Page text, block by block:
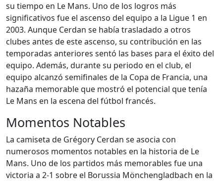
su tiempo en Le Mans. Uno de los logros más
significativos fue el ascenso del equipo a la Ligue 1 en
2003. Aunque Cerdan se había trasladado a otros
clubes antes de este ascenso, su contribución en las
temporadas anteriores sentó las bases para el éxito del
equipo. Además, durante su periodo en el club, el
equipo alcanzó semifinales de la Copa de Francia, una
hazaña memorable que mostró el potencial que tenía
Le Mans en la escena del fútbol francés.
Momentos Notables
La camiseta de Grégory Cerdan se asocia con
numerosos momentos notables en la historia de Le
Mans. Uno de los partidos más memorables fue una
victoria a 2-1 sobre el Borussia Mönchengladbach en la